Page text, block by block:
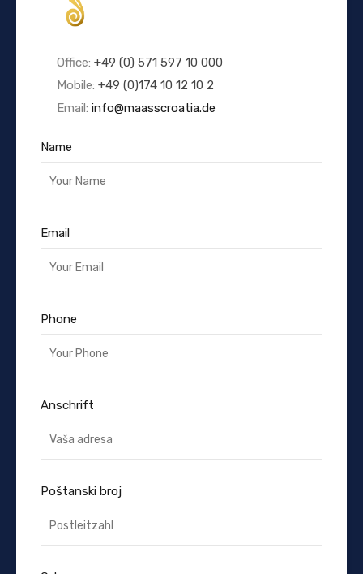
Office: +49 (0) 571 597 10 000
Mobile: +49 (0)174 10 12 10 2
Email: info@maasscroatia.de
Name
Email
Phone
Anschrift
Poštanski broj